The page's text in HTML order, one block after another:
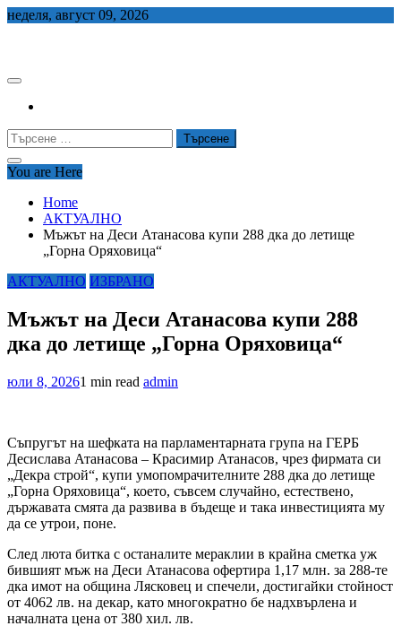
Skip
неделя, август 09, 2026
Търсене
за:
You are Here
Home
АКТУАЛНО
Мъжът на Деси Атанасова купи 288 дка до летище
„Горна Оряховица“
АКТУАЛНО ИЗБРАНО
Мъжът на Деси Атанасова купи 288
дка до летище „Горна Оряховица“
юли 8, 20261 min read admin
Съпругът на шефката на парламентарната група на ГЕРБ
Десислава Атанасова – Красимир Атанасов, чрез фирмата си
„Декра строй“, купи умопомрачителните 288 дка до летище
„Горна Оряховица“, което, съвсем случайно, естествено,
държавата смята да развива в бъдеще и така инвестицията му
да се утрои, поне.
След люта битка с останалите мераклии в крайна сметка уж
бившият мъж на Деси Атанасова офертира 1,17 млн. за 288-те
дка имот на община Лясковец и спечели, достигайки стойност
от 4062 лв. на декар, като многократно бе надхвърлена и
началната цена от 380 хил. лв.